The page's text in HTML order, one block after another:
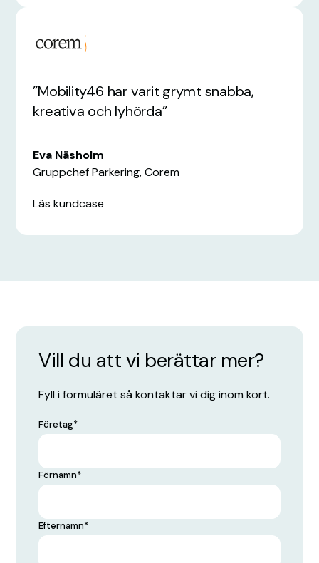
”Mobility46 har varit grymt snabba,
kreativa och lyhörda”
Eva Näsholm
Gruppchef Parkering, Corem
Läs kundcase
Vill du att vi berättar mer?
Fyll i formuläret så kontaktar vi dig inom kort.
Företag*
Förnamn*
Efternamn*